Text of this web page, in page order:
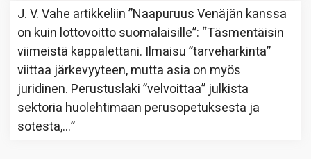
J. V. Vahe artikkeliin”Naapuruus Venäjän kanssa
on kuin lottovoitto suomalaisille”: “Täsmentäisin
viimeistä kappalettani. Ilmaisu ”tarveharkinta”
viittaa järkevyyteen, mutta asia on myös
juridinen. Perustuslaki ”velvoittaa” julkista
sektoria huolehtimaan perusopetuksesta ja
sotesta,…”